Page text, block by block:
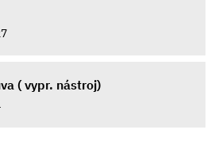
( vypr. nástroj)